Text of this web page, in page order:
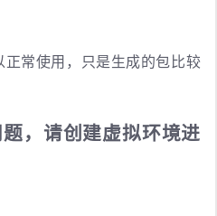
常使用，只是生成的包比较
，请创建虚拟环境进